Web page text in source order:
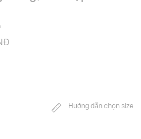
Hướng dẫn chọn size